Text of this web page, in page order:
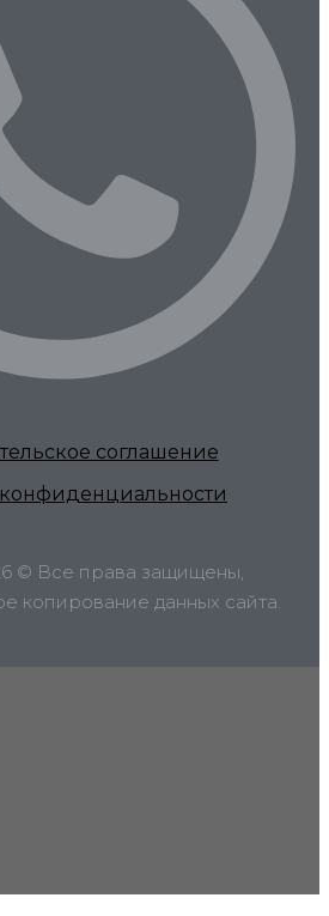
соглашение
© Все права защищены,
копирование данных сайта.